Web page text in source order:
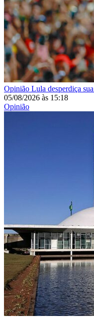
Opinião Lula desperdiça
05/08/2026 às 15:18
Opinião